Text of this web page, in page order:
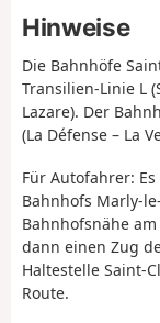
Hinweise
Die Bahnhöfe
Transilien-Linie L
Lazare). Der
(La Défense – La
Für Autofahrer:
Bahnhofs Marly-
Bahnhofsnähe
dann einen Zug
Haltestelle Saint-
Route.